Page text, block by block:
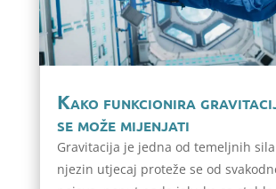
Kako funkcionira
se može mijenjati
Gravitacija je jedna od temeljnih
njezin utjecaj proteže se od